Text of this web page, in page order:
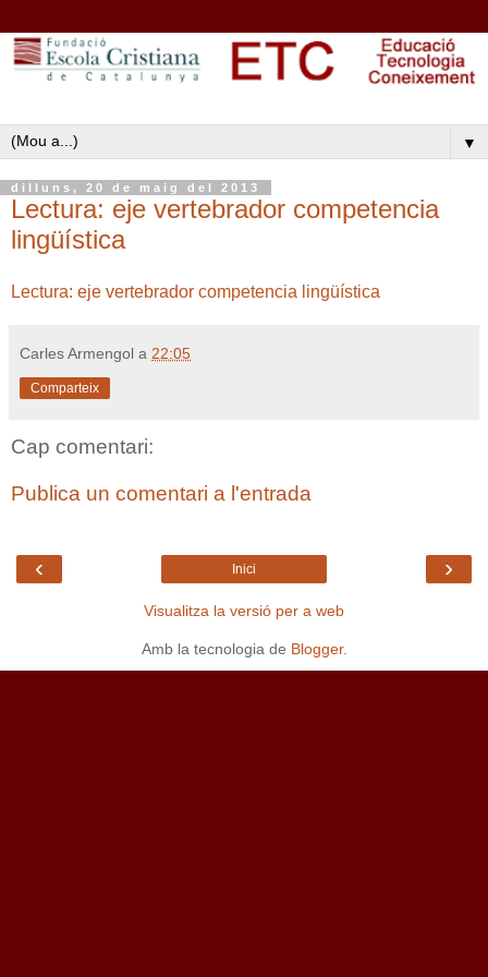
▼
dilluns, 20 de maig del 2013
Lectura: eje vertebrador competencia
lingüística
Lectura: eje vertebrador competencia lingüística
Carles Armengol a 22:05
Comparteix
Cap comentari:
Publica un comentari a l'entrada
‹ ›
Inici
Visualitza la versió per a web
Amb la tecnologia de Blogger.